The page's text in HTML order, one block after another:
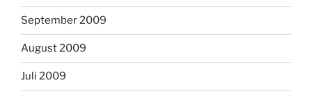
September 2009
August 2009
Juli 2009